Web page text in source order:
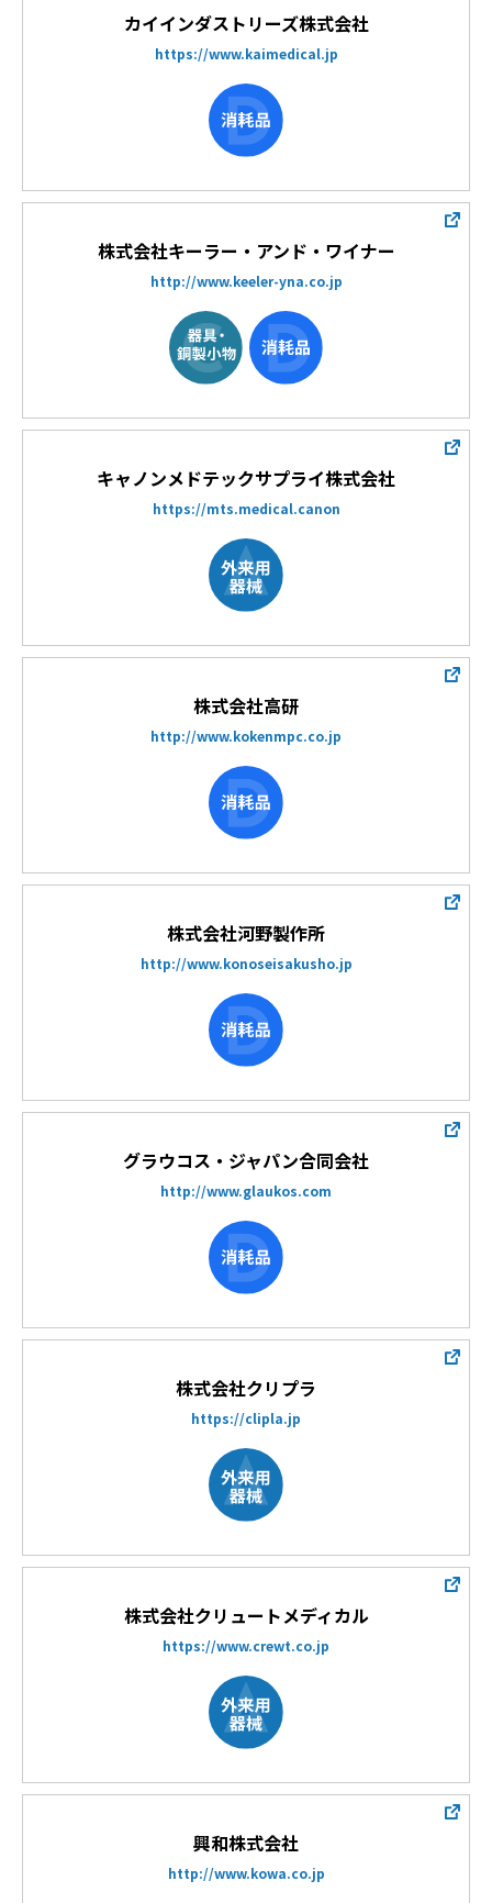
カイインダストリーズ株式会社
https://www.kaimedical.jp
株式会社キーラー・アンド・ワイナー
http://www.keeler-yna.co.jp
キャノンメドテックサプライ株式会社
https://mts.medical.canon
株式会社高研
http://www.kokenmpc.co.jp
株式会社河野製作所
http://www.konoseisakusho.jp
グラウコス・ジャパン合同会社
http://www.glaukos.com
株式会社クリプラ
https://clipla.jp
株式会社クリュートメディカル
https://www.crewt.co.jp
興和株式会社
http://www.kowa.co.jp